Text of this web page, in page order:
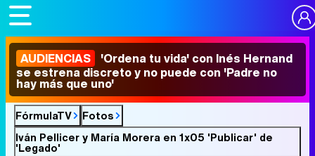
AUDIENCIAS 'Ordena tu vida' con Inés Hernand
se estrena discreto y no puede con 'Padre no
hay más que uno'
FórmulaTV
Fotos
Iván Pellicer y María Morera en 1x05 'Publicar' de
'Legado'